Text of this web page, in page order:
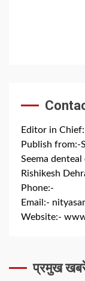
Editor in
Publish from:-
Seema denteal
Rishikesh
Phone:-
Email:-
Website:-
प्रमुख